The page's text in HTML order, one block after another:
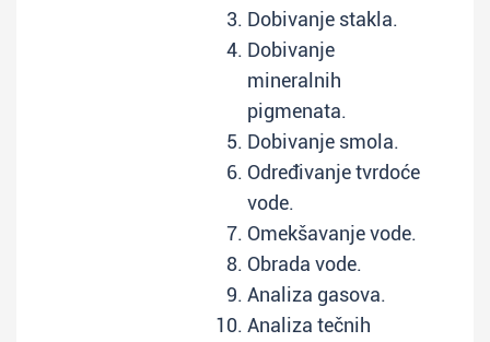
Dobivanje stakla.
Dobivanje
mineralnih
pigmenata.
Dobivanje smola.
Određivanje tvrdoće
vode.
Omekšavanje vode.
Obrada vode.
Analiza gasova.
Analiza tečnih